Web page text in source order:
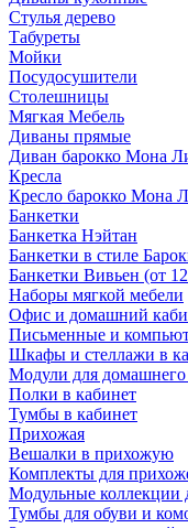
Стулья дерево
Табуреты
Мойки
Посудосушители
Столешницы
Мягкая Мебель
Диваны прямые
Диван барокко Мона
Кресла
Кресло барокко Мона
Банкетки
Банкетка Нэйтан
Банкетки в стиле
Банкетки Вивьен (от
Наборы мягкой мебели
Офис и домашний
Письменные и
Шкафы и стеллажи в
Модули для домашнего
Полки в кабинет
Тумбы в кабинет
Прихожая
Вешалки в прихожую
Комплекты для
Модульные коллекции
Тумбы для обуви и